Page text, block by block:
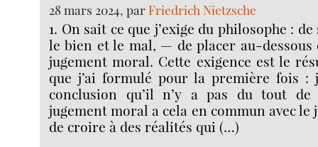
28 mars 2024, parFriedrich Nietzsche
1. On sait ce que j’exige du philosophe :
le bien et le mal, — de placer au-dessous
jugement moral. Cette exigence est le
que j’ai formulé pour la première fois :
conclusion qu’il n’y a pas du tout
jugement moral a cela en commun avec
de croire à des réalités qui (…)